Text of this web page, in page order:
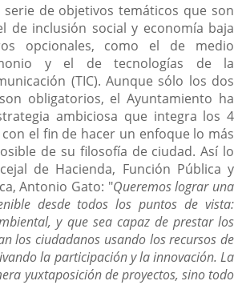
serie de objetivos temáticos que son
de inclusión social y economía baja
opcionales, como el de medio
y el de tecnologías de la
(TIC). Aunque sólo los dos
obligatorios, el Ayuntamiento ha
ambiciosa que integra los 4
el fin de hacer un enfoque lo más
de su filosofía de ciudad. Así lo
de Hacienda, Función Pública y
Antonio Gato: "Queremos lograr una
desde todos los puntos de vista:
y que sea capaz de prestar los
los ciudadanos usando los recursos de
la participación y la innovación. La
yuxtaposición de proyectos, sino todo